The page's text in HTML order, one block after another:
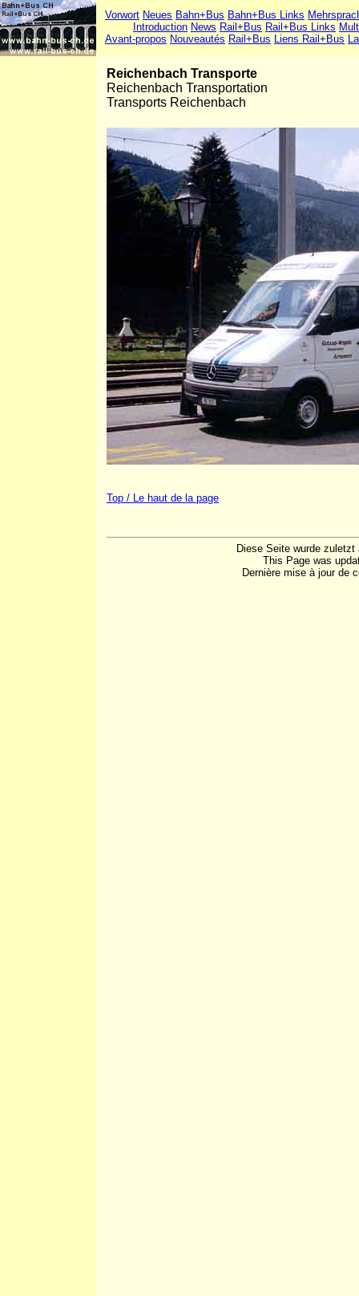
Vorwort Neues Bahn+Bus Bahn+Bus Links
Introduction News Rail+Bus Rail+Bus Links
Avant-propos Nouveautés Rail+Bus Liens Rail+Bus
Reichenbach Transporte
Reichenbach Transportation
Transports Reichenbach
Top / Le haut de la page
Diese Seite wurde
This Page was
Dernière mise à jour de